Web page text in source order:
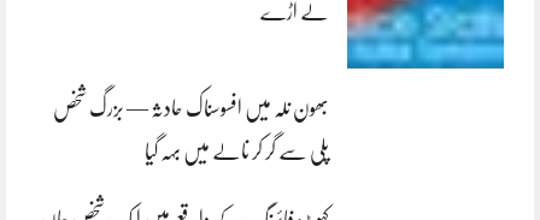
لے اڑے
بھون نلہ میں افسوسناک حادثہ — بزرگ شخص
پلی سے گر کر نالے میں بہہ گیا